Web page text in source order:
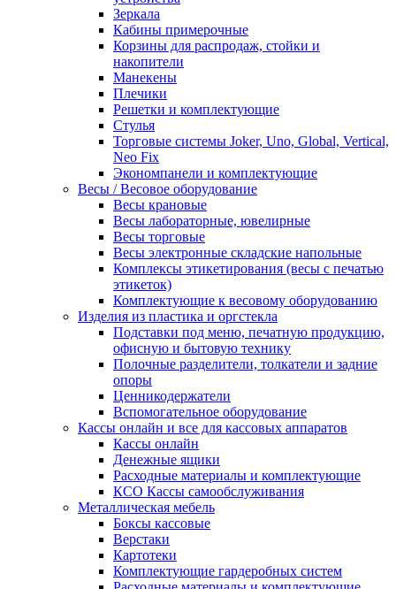
Зеркала
Кабины примерочные
Корзины для распродаж, стойки и
накопители
Манекены
Плечики
Решетки и комплектующие
Стулья
Торговые системы Joker, Uno, Global, Vertical,
Neo Fix
Экономпанели и комплектующие
Весы / Весовое оборудование
Весы крановые
Весы лабораторные, ювелирные
Весы торговые
Весы электронные складские напольные
Комплексы этикетирования (весы с печатью
этикеток)
Комплектующие к весовому оборудованию
Изделия из пластика и оргстекла
Подставки под меню, печатную продукцию,
офисную и бытовую технику
Полочные разделители, толкатели и задние
опоры
Ценникодержатели
Вспомогательное оборудование
Кассы онлайн и все для кассовых аппаратов
Кассы онлайн
Денежные ящики
Расходные материалы и комплектующие
КСО Кассы самообслуживания
Металлическая мебель
Боксы кассовые
Верстаки
Картотеки
Комплектующие гардеробных систем